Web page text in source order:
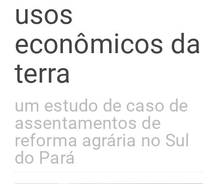
usos
econômicos da
terra
um estudo de caso de
assentamentos de
reforma agrária no Sul
do Pará